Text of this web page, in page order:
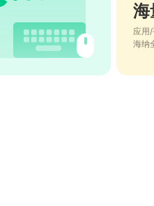
海
应用
海纳